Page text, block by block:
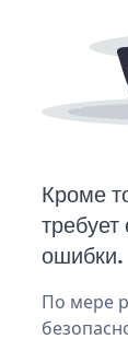
Кроме
ошибки.
По мере